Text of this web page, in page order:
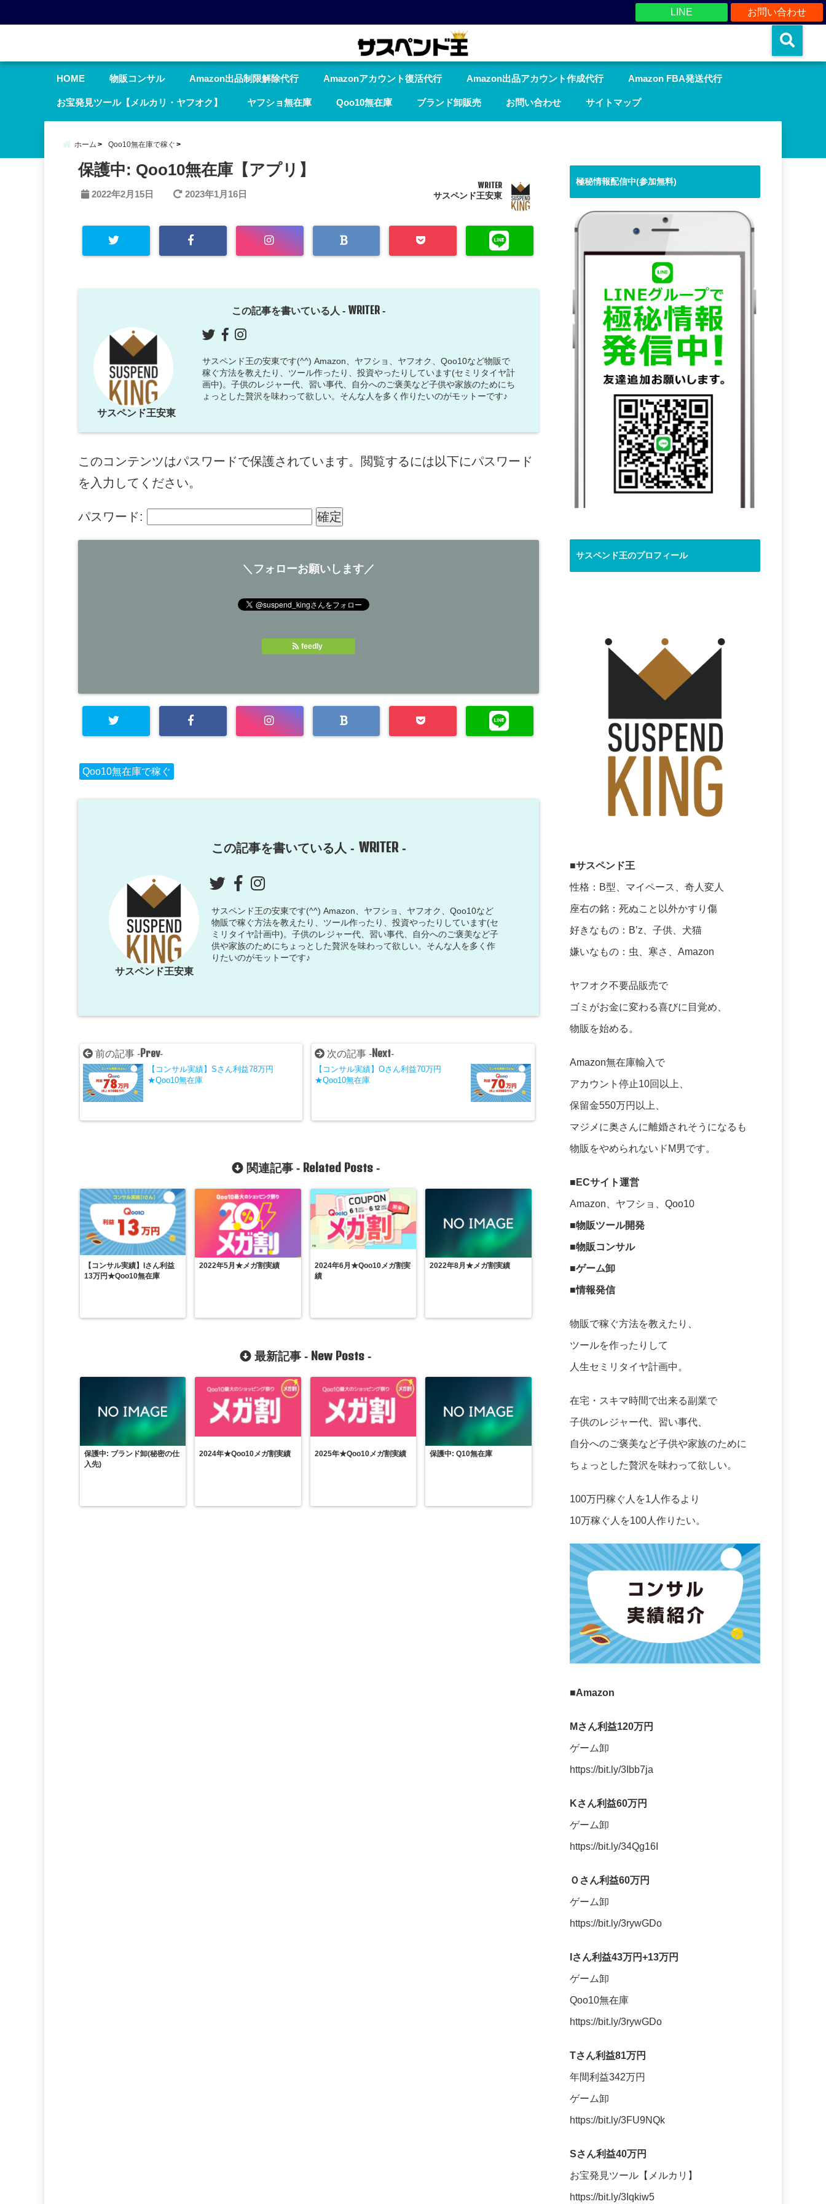
お問い合わせ
LINE
HOME 物販コンサル Amazon出品制限解除代行 Amazonアカウント復活代行 Amazon出品アカウント作成代行 Amazon FBA発送代行
お宝発見ツール【メルカリ・ヤフオク】 ヤフショ無在庫 Qoo10無在庫 ブランド卸販売 お問い合わせ サイトマップ
ホーム Qoo10無在庫で稼ぐ
保護中: Qoo10無在庫【アプリ】
2022年2月15日 2023年1月16日
WRITER
サスペンド王安東
この記事を書いている人 - WRITER -
サスペンド王安東
サスペンド王の安東です(^^) Amazon、ヤフショ、ヤフオク、Qoo10など物販で
稼ぐ方法を教えたり、ツール作ったり、投資やったりしています(セミリタイヤ計
画中)。子供のレジャー代、習い事代、自分へのご褒美など子供や家族のためにち
ょっとした贅沢を味わって欲しい。そんな人を多く作りたいのがモットーです♪
このコンテンツはパスワードで保護されています。閲覧するには以下にパスワード
を入力してください。
パスワード:
＼フォローお願いします／
feedly
Qoo10無在庫で稼ぐ
この記事を書いている人 - WRITER-
サスペンド王安東
サスペンド王の安東です(^^) Amazon、ヤフショ、ヤフオク、Qoo10など
物販で稼ぐ方法を教えたり、ツール作ったり、投資やったりしています(セ
ミリタイヤ計画中)。子供のレジャー代、習い事代、自分へのご褒美など子
供や家族のためにちょっとした贅沢を味わって欲しい。そんな人を多く作
りたいのがモットーです♪
前の記事 -Prev-
【コンサル実績】Sさん利益78万円
★Qoo10無在庫
次の記事 - Next-
【コンサル実績】Oさん利益70万円
★Qoo10無在庫
関連記事 - Related Posts-
【コンサル実績】Iさん利益
13万円★Qoo10無在庫
2022年5月★メガ割実績
2024年6月★Qoo10メガ割実
績
2022年8月★メガ割実績
最新記事 - New Posts -
保護中: ブランド卸(秘密の仕
入先)
2024年★Qoo10メガ割実績 2025年★Qoo10メガ割実績 保護中: Q10無在庫
極秘情報配信中(参加無料)
サスペンド王のプロフィール
■サスペンド王
性格：B型、マイペース、奇人変人
座右の銘：死ぬこと以外かすり傷
好きなもの：B’z、子供、犬猫
嫌いなもの：虫、寒さ、Amazon
ヤフオク不要品販売で
ゴミがお金に変わる喜びに目覚め、
物販を始める。
Amazon無在庫輸入で
アカウント停止10回以上、
保留金550万円以上、
マジメに奥さんに離婚されそうになるも
物販をやめられないドM男です。
■ECサイト運営
Amazon、ヤフショ、Qoo10
■物販ツール開発
■物販コンサル
■ゲーム卸
■情報発信
物販で稼ぐ方法を教えたり、
ツールを作ったりして
人生セミリタイヤ計画中。
在宅・スキマ時間で出来る副業で
子供のレジャー代、習い事代、
自分へのご褒美など子供や家族のために
ちょっとした贅沢を味わって欲しい。
100万円稼ぐ人を1人作るより
10万稼ぐ人を100人作りたい。
■Amazon
Mさん利益120万円
ゲーム卸
https://bit.ly/3Ibb7ja
Kさん利益60万円
ゲーム卸
https://bit.ly/34Qg16I
Ｏさん利益60万円
ゲーム卸
https://bit.ly/3rywGDo
Iさん利益43万円+13万円
ゲーム卸
Qoo10無在庫
https://bit.ly/3rywGDo
Tさん利益81万円
年間利益342万円
ゲーム卸
https://bit.ly/3FU9NQk
Sさん利益40万円
お宝発見ツール【メルカリ】
https://bit.ly/3Iqkiw5